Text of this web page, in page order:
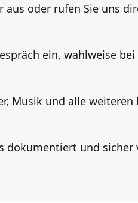
oder rufen Sie uns
ein, wahlweise
Musik und alle weiteren
dokumentiert und sicher